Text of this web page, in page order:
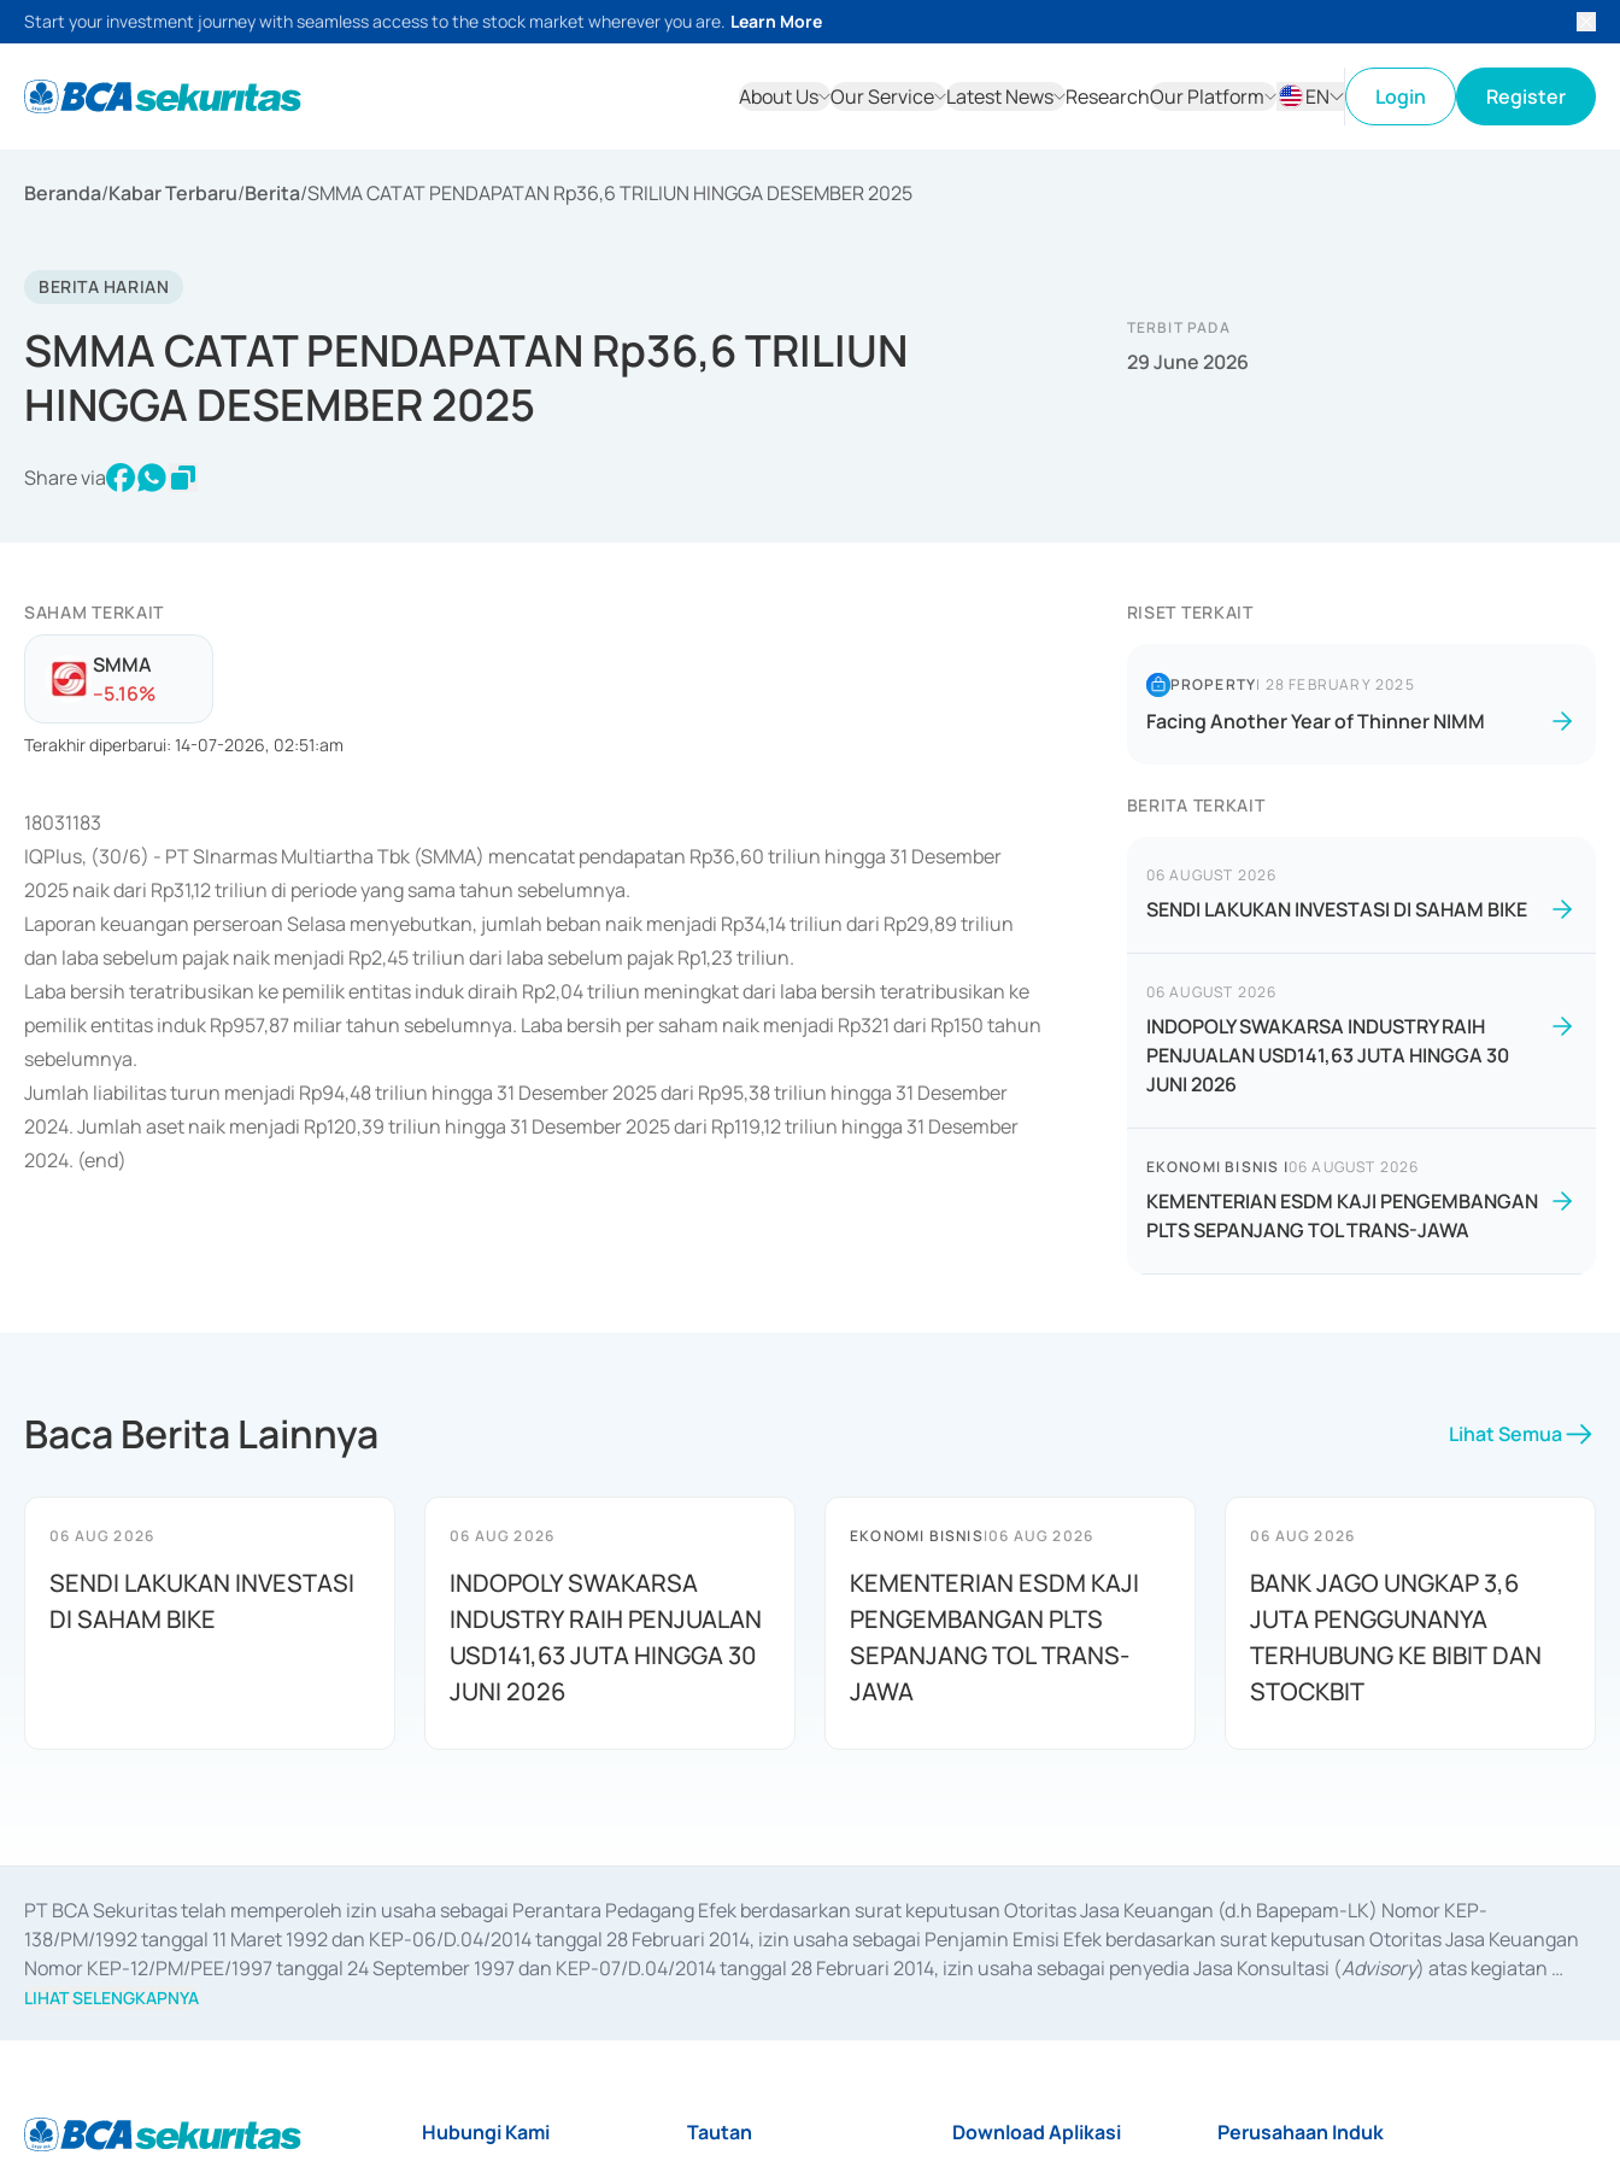
Start your investment journey with seamless access to the stock market wherever you are. Learn More
About Us Our Service Latest News ResearchOur Platform
EN
Login Register
Beranda/Kabar Terbaru/Berita/SMMA CATAT PENDAPATAN Rp36,6 TRILIUN HINGGA DESEMBER 2025
BERITA HARIAN
SMMA CATAT PENDAPATAN Rp36,6 TRILIUN
HINGGA DESEMBER 2025
Share via
TERBIT PADA
29 June 2026
SAHAM TERKAIT
SMMA
--5.16%
Terakhir diperbarui: 14-07-2026, 02:51:am
18031183
IQPlus, (30/6) - PT SInarmas Multiartha Tbk (SMMA) mencatat pendapatan Rp36,60 triliun hingga 31 Desember
2025 naik dari Rp31,12 triliun di periode yang sama tahun sebelumnya.
Laporan keuangan perseroan Selasa menyebutkan, jumlah beban naik menjadi Rp34,14 triliun dari Rp29,89 triliun
dan laba sebelum pajak naik menjadi Rp2,45 triliun dari laba sebelum pajak Rp1,23 triliun.
Laba bersih teratribusikan ke pemilik entitas induk diraih Rp2,04 triliun meningkat dari laba bersih teratribusikan ke
pemilik entitas induk Rp957,87 miliar tahun sebelumnya. Laba bersih per saham naik menjadi Rp321 dari Rp150 tahun
sebelumnya.
Jumlah liabilitas turun menjadi Rp94,48 triliun hingga 31 Desember 2025 dari Rp95,38 triliun hingga 31 Desember
2024. Jumlah aset naik menjadi Rp120,39 triliun hingga 31 Desember 2025 dari Rp119,12 triliun hingga 31 Desember
2024. (end)
RISET TERKAIT
PROPERTY| 28 FEBRUARY 2025
Facing Another Year of Thinner NIMM
BERITA TERKAIT
06 AUGUST 2026
SENDI LAKUKAN INVESTASI DI SAHAM BIKE
06 AUGUST 2026
INDOPOLY SWAKARSA INDUSTRY RAIH
PENJUALAN USD141,63 JUTA HINGGA 30
JUNI 2026
EKONOMI BISNIS |06 AUGUST 2026
KEMENTERIAN ESDM KAJI PENGEMBANGAN
PLTS SEPANJANG TOL TRANS-JAWA
Baca Berita Lainnya Lihat Semua
06 AUG 2026
SENDI LAKUKAN INVESTASI
DI SAHAM BIKE
06 AUG 2026
INDOPOLY SWAKARSA
INDUSTRY RAIH PENJUALAN
USD141,63 JUTA HINGGA 30
JUNI 2026
EKONOMI BISNIS|06 AUG 2026
KEMENTERIAN ESDM KAJI
PENGEMBANGAN PLTS
SEPANJANG TOL TRANS-
JAWA
06 AUG 2026
BANK JAGO UNGKAP 3,6
JUTA PENGGUNANYA
TERHUBUNG KE BIBIT DAN
STOCKBIT
PT BCA Sekuritas telah memperoleh izin usaha sebagai Perantara Pedagang Efek berdasarkan surat keputusan Otoritas Jasa Keuangan (d.h Bapepam-LK) Nomor KEP-
138/PM/1992 tanggal 11 Maret 1992 dan KEP-06/D.04/2014 tanggal 28 Februari 2014, izin usaha sebagai Penjamin Emisi Efek berdasarkan surat keputusan Otoritas Jasa Keuangan
Nomor KEP-12/PM/PEE/1997 tanggal 24 September 1997 dan KEP-07/D.04/2014 tanggal 28 Februari 2014, izin usaha sebagai penyedia Jasa Konsultasi (Advisory) atas kegiatan
merger, akuisisi, divestasi, dan
LIHAT SELENGKAPNYA
Hubungi Kami Tautan Download Aplikasi Perusahaan Induk